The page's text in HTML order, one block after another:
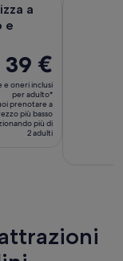
a
e
Il
prezzo
è
39 €
per
39 €
e oneri inclusi
per adulto*
prenotare a
più basso
più di
2 adulti